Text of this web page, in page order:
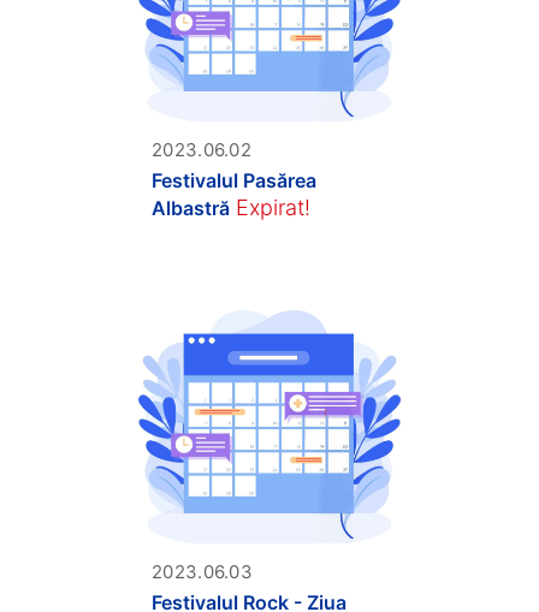
2023.06.02
Festivalul Pasărea
Albastră Expirat!
2023.06.03
Festivalul Rock - Ziua